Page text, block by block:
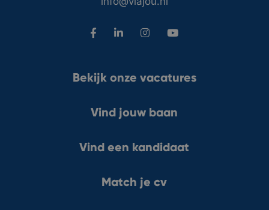
Bekijk onze vacatures
Vind jouw baan
Vind een kandidaat
Match je cv